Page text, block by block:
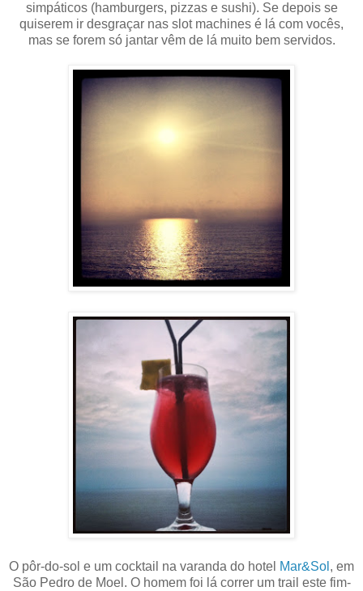
simpáticos (hamburgers, pizzas e sushi). Se depois se
quiserem ir desgraçar nas slot machines é lá com vocês,
mas se forem só jantar vêm de lá muito bem servidos.
O pôr-do-sol e um cocktail na varanda do hotel Mar&Sol , em
São Pedro de Moel. O homem foi lá correr um trail este fim-